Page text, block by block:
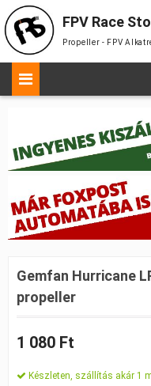
FPV Race
Propeller - FPV
Gemfan Hurricane
propeller
1 080 Ft
Készleten, szállítás akár 1